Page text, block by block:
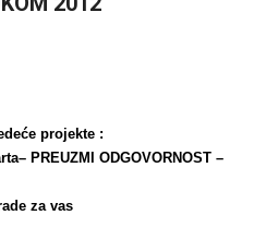
će projekte :
PREUZMI ODGOVORNOST –
za vas